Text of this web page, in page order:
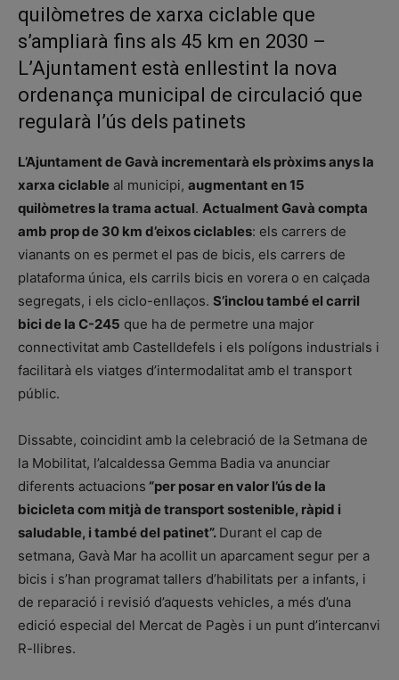
quilòmetres de xarxa ciclable que
s’ampliarà fins als 45 km en 2030 –
L’Ajuntament està enllestint la nova
ordenança municipal de circulació que
regularà l’ús dels patinets
L’Ajuntament de Gavà incrementarà els pròxims anys la
xarxa ciclable al municipi, augmentant en 15
quilòmetres la trama actual. Actualment Gavà compta
amb prop de 30 km d’eixos ciclables: els carrers de
vianants on es permet el pas de bicis, els carrers de
plataforma única, els carrils bicis en vorera o en calçada
segregats, i els ciclo-enllaços. S’inclou també el carril
bici de la C-245 que ha de permetre una major
connectivitat amb Castelldefels i els polígons industrials i
facilitarà els viatges d’intermodalitat amb el transport
públic.
Dissabte, coincidint amb la celebració de la Setmana de
la Mobilitat, l’alcaldessa Gemma Badia va anunciar
diferents actuacions “per posar en valor l’ús de la
bicicleta com mitjà de transport sostenible, ràpid i
saludable, i també del patinet”. Durant el cap de
setmana, Gavà Mar ha acollit un aparcament segur per a
bicis i s’han programat tallers d’habilitats per a infants, i
de reparació i revisió d’aquests vehicles, a més d’una
edició especial del Mercat de Pagès i un punt d’intercanvi
R-llibres.